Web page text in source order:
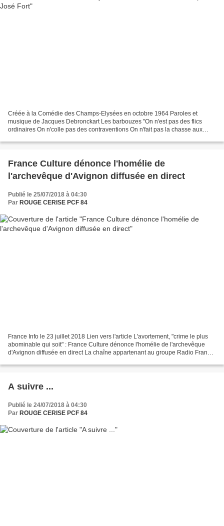
Créée à la Comédie des Champs-Elysées en octobre 1964 Paroles et
musique de Jacques Debronckart Les barbouzes "On n'est pas des flics
ordinaires On n'colle pas des contraventions On n'fait pas la chasse aux
France Culture dénonce l'homélie de
l'archevêque d'Avignon diffusée en direct
Publié le 25/07/2018 à 04:30
Par ROUGE CERISE PCF 84
France Info le 23 juillet 2018 Lien vers l'article L'avortement, "crime le plus
abominable qui soit" : France Culture dénonce l'homélie de l'archevêque
d'Avignon diffusée en direct La chaîne appartenant au groupe Radio France
A suivre ...
Publié le 24/07/2018 à 04:30
Par ROUGE CERISE PCF 84